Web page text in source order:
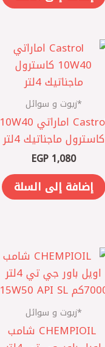
*زيوت و سوائل
Castrol اماراتي 10W40
كاسترول ماجناتيك 4لتر
EGP1,080
إضافة إلى السلة
*زيوت و سوائل
CHEMPIOIL ‎ شامب